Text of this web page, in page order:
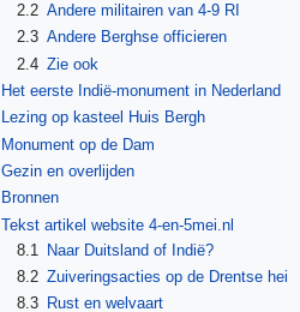
2.2 Andere militairen van 4-9 RI
2.3 Andere Berghse officieren
2.4 Zie ook
Het eerste Indië-monument in Nederland
Lezing op kasteel Huis Bergh
Monument op de Dam
Gezin en overlijden
Bronnen
Tekst artikel website 4-en-5mei.nl
8.1
Naar Duitsland of Indië?
8.2 Zuiveringsacties op de Drentse hei
8.3
Rust en welvaart